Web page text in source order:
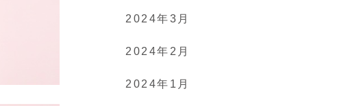
2024年3月
2024年2月
2024年1月